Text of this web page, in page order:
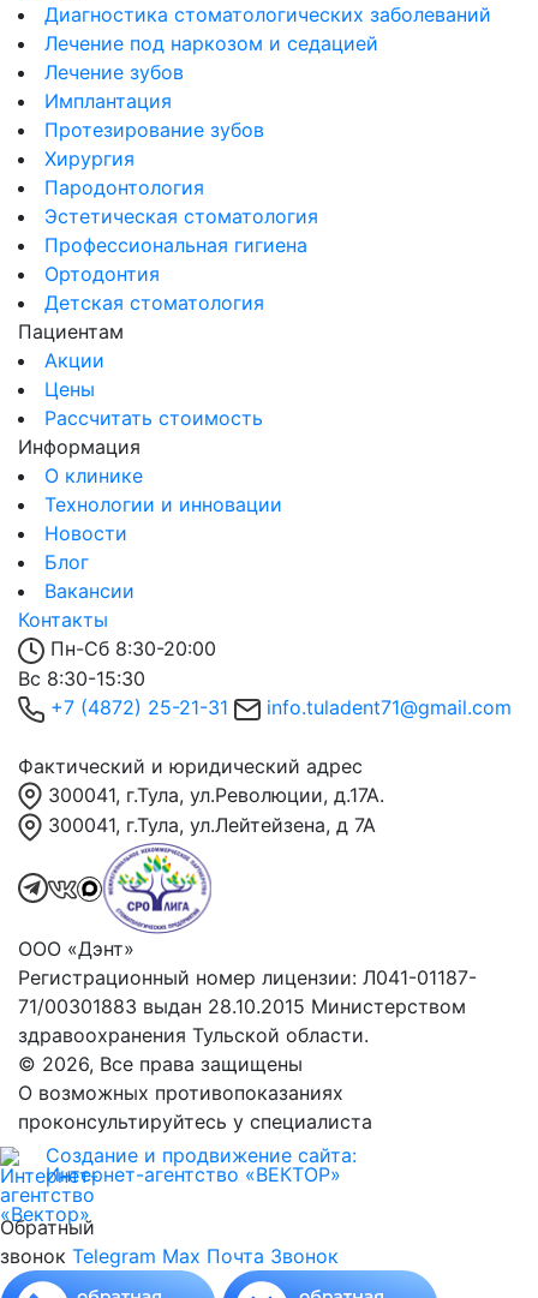
Диагностика стоматологических заболеваний
Лечение под наркозом и седацией
Лечение зубов
Имплантация
Протезирование зубов
Хирургия
Пародонтология
Эстетическая стоматология
Профессиональная гигиена
Ортодонтия
Детская стоматология
Пациентам
Акции
Цены
Рассчитать стоимость
Информация
О клинике
Технологии и инновации
Новости
Блог
Вакансии
Контакты
Пн-Сб 8:30-20:00
Вс 8:30-15:30
+7 (4872) 25-21-31
info.tuladent71@gmail.com
Фактический и юридический адрес
300041, г.Тула, ул.Революции, д.17А.
300041, г.Тула, ул.Лейтейзена, д 7А
ООО «Дэнт»
Регистрационный номер лицензии: Л041-01187-
71/00301883 выдан 28.10.2015 Министерством
здравоохранения Тульской области.
© 2026, Все права защищены
О возможных противопоказаниях
проконсультируйтесь у специалиста
Создание и продвижение сайта:
Интернет-агентство «ВЕКТОР»
Обратный
звонок Telegram Max Почта Звонок